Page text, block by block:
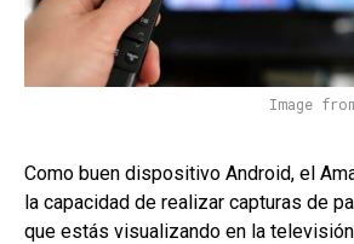
Image
Como buen dispositivo Android, el
la capacidad de realizar capturas de
que estás visualizando en la